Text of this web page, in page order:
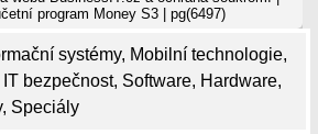
systémy, Mobilní technologie,
IT bezpečnost, Software, Hardware,
, Speciály
program Money S3 | pg(6497)